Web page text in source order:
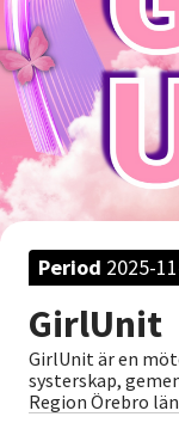
Sök kurser
Om SV
Starta
Cirkelledare
Nyheter
Avdelningar
Period 2025-
GirlUnit
GirlUnit är en
systerskap,
Region Örebro